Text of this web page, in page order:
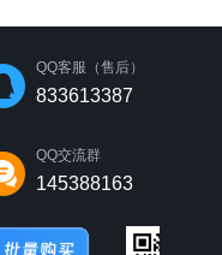
QQ客服（售后）
833613387
QQ交流群
145388163